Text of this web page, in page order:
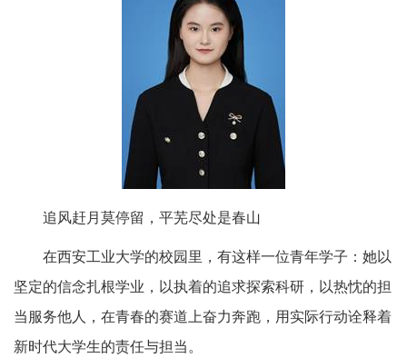
追风赶月莫停留，平芜尽处是春山
在西安工业大学的校园里，有这样一位青年学子：她以
坚定的信念扎根学业，以执着的追求探索科研，以热忱的担
当服务他人，在青春的赛道上奋力奔跑，用实际行动诠释着
新时代大学生的责任与担当。